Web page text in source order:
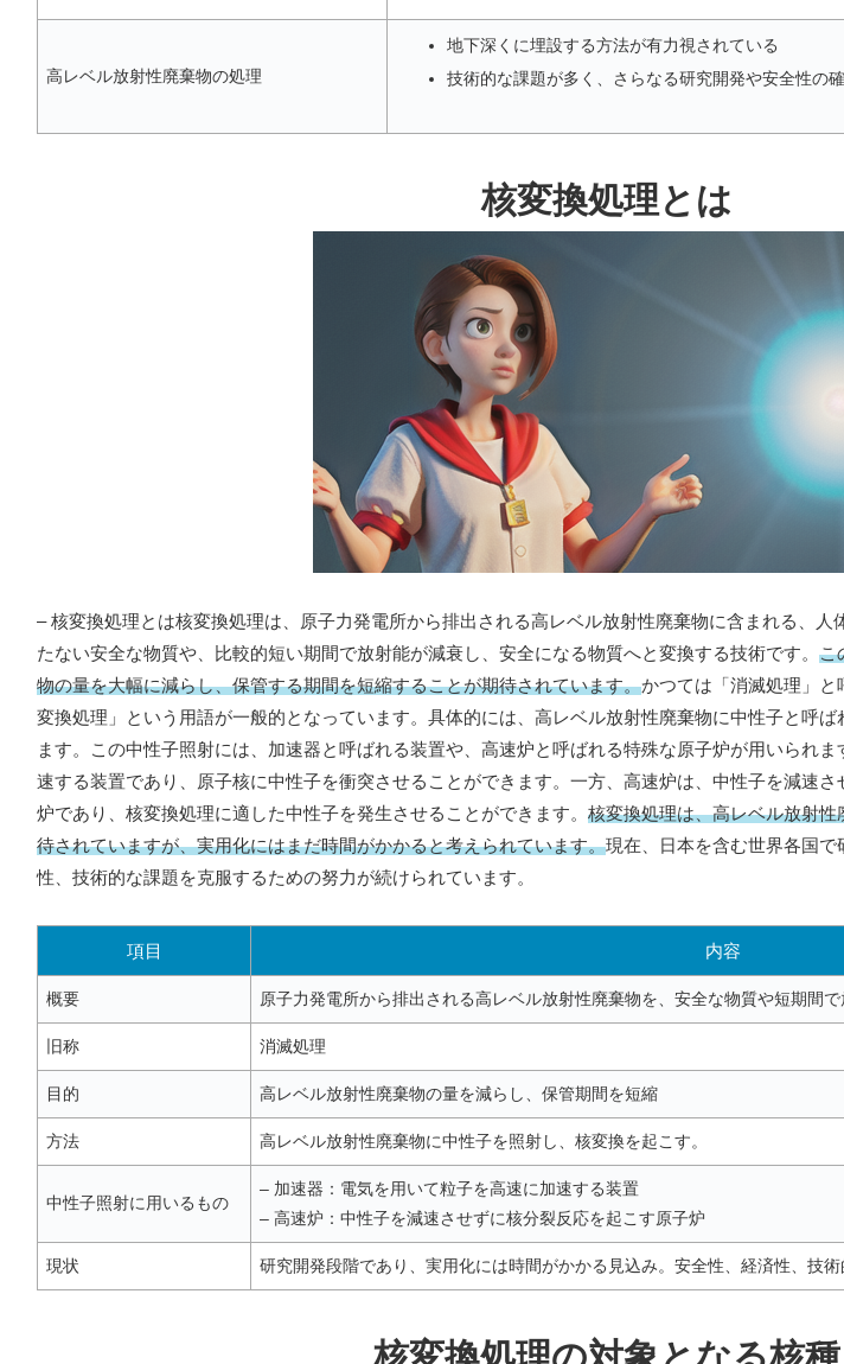
高レベル放射性廃棄物の処理
地下深くに埋設する方法が有力視されている
技術的な課題が多く、さらなる研究開発や安全性の
核変換処理とは
– 核変換処理とは核変換処理は、原子力発電所から排出される高レベル放射性廃棄物に含まれる、
たない安全な物質や、比較的短い期間で放射能が減衰し、安全になる物質へと変換する技術です。 こ
物の量を大幅に減らし、保管する期間を短縮することが期待されています。かつては「消滅処理」
変換処理」という用語が一般的となっています。具体的には、高レベル放射性廃棄物に中性子と呼
ます。この中性子照射には、加速器と呼ばれる装置や、高速炉と呼ばれる特殊な原子炉が用いられ
速する装置であり、原子核に中性子を衝突させることができます。一方、高速炉は、中性子を減速
炉であり、核変換処理に適した中性子を発生させることができます。 核変換処理は、高レベル放射
待されていますが、実用化にはまだ時間がかかると考えられています。現在、日本を含む世界各国
性、技術的な課題を克服するための努力が続けられています。
項目 内容
概要 原子力発電所から排出される高レベル放射性廃棄物を、安全な物質や短期間
旧称 消滅処理
目的 高レベル放射性廃棄物の量を減らし、保管期間を短縮
方法 高レベル放射性廃棄物に中性子を照射し、核変換を起こす。
中性子照射に用いるもの
– 加速器：電気を用いて粒子を高速に加速する装置
– 高速炉：中性子を減速させずに核分裂反応を起こす原子炉
現状 研究開発段階であり、実用化には時間がかかる見込み。安全性、経済性、技術